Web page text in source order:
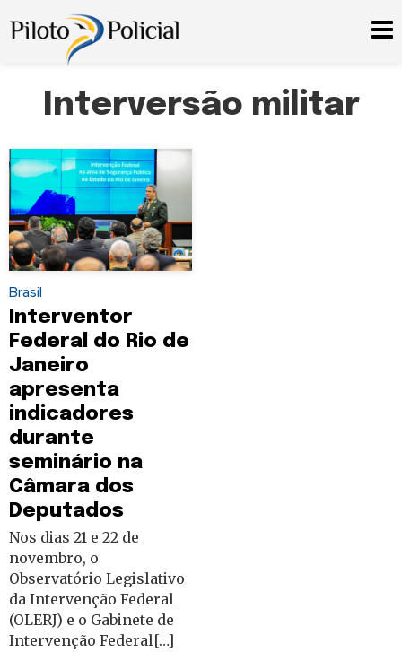
Interversão militar
Brasil
Interventor
Federal do Rio de
Janeiro
apresenta
indicadores
durante
seminário na
Câmara dos
Deputados
Nos dias 21 e 22 de
novembro, o
Observatório Legislativo
da Intervenção Federal
(OLERJ) e o Gabinete de
Intervenção Federal[…]